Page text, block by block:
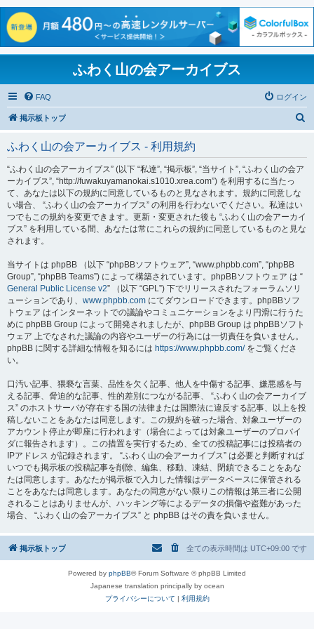
ふわく山の会アーカイブス
FAQ ログイン
掲示板トップ
ふわく山の会アーカイブス - 利用規約
“ふわく山の会アーカイブス” (以下 “私達”, “掲示板”, “当サイト”, “ふわく山の会ア
ーカイブス”, “http://fuwakuyamanokai.s1010.xrea.com”) を利用するに当たっ
て、あなたは以下の規約に同意しているものと見なされます。規約に同意しな
い場合、 “ふわく山の会アーカイブス” の利用を行わないでください。私達はい
つでもこの規約を変更できます。更新・変更された後も “ふわく山の会アーカイ
ブス” を利用している間、あなたは常にこれらの規約に同意しているものと見な
されます。
当サイトは phpBB （以下 “phpBBソフトウェア”, “www.phpbb.com”, “phpBB
Group”, “phpBB Teams”) によって構築されています。phpBBソフトウェア は “
General Public License v2” （以下 “GPL”) 下でリリースされたフォーラムソリ
ューションであり、 www.phpbb.com にてダウンロードできます。phpBBソフ
トウェア はインターネットでの議論やコミュニケーションをより円滑に行うた
めに phpBB Group によって開発されましたが、phpBB Group は phpBBソフト
ウェア 上でなされた議論の内容やユーザーの行為には一切責任を負いません。
phpBB に関する詳細な情報を知るには https://www.phpbb.com/をご覧くださ
い。
口汚い記事、猥褻な言葉、品性を欠く記事、他人を中傷する記事、嫌悪感を与
える記事、脅迫的な記事、性的差別につながる記事、 “ふわく山の会アーカイブ
ス” のホストサーバが存在する国の法律または国際法に違反する記事、以上を投
稿しないことをあなたは同意します。この規約を破った場合、対象ユーザーの
アカウント停止が即座に行われます（場合によっては対象ユーザーのプロバイ
ダに報告されます）。この措置を実行するため、全ての投稿記事には投稿者の
IPアドレス が記録されます。 “ふわく山の会アーカイブス” は必要と判断すれば
いつでも掲示板の投稿記事を削除、編集、移動、凍結、閉鎖できることをあな
たは同意します。あなたが掲示板で入力した情報はデータベースに保管される
ことをあなたは同意します。あなたの同意がない限りこの情報は第三者に公開
されることはありませんが、ハッキング等によるデータの損傷や盗難があった
場合、 “ふわく山の会アーカイブス” と phpBB はその責を負いません。
掲示板トップ 全ての表示時間は UTC+09:00 です
Powered by phpBB® Forum Software © phpBB Limited
Japanese translation principally by ocean
プライバシーについて | 利用規約